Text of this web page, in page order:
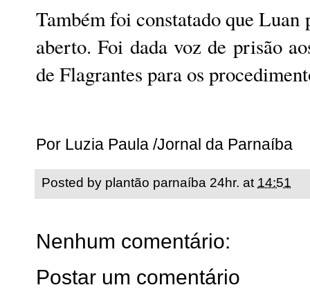
Também foi constatado que Luan
aberto. Foi dada voz de prisão
de Flagrantes para os
Por Luzia Paula /Jornal da Parnaíba
Posted by plantão parnaíba 24hr. at 14:51
Nenhum comentário:
Postar um comentário